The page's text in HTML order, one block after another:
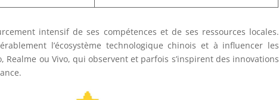
intensif de ses compétences et de ses ressources locales.
l’écosystème technologique chinois et à influencer les
ou Vivo, qui observent et parfois s’inspirent des innovations